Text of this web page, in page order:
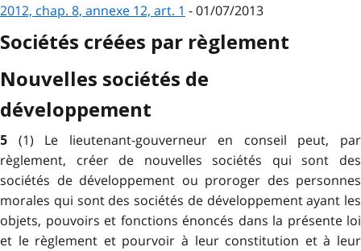
2012, chap. 8, annexe 12, art. 1 - 01/07/2013
Sociétés créées par règlement
Nouvelles sociétés de
développement
5 (1) Le lieutenant-gouverneur en conseil peut, par
règlement, créer de nouvelles sociétés qui sont des
sociétés de développement ou proroger des personnes
morales qui sont des sociétés de développement ayant les
objets, pouvoirs et fonctions énoncés dans la présente loi
et le règlement et pourvoir à leur constitution et à leur